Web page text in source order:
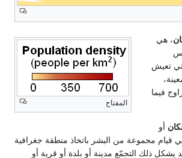
المفتاح
، هي
تعيش
فيما
أو
قيام مجموعة من البشر باتخاذ منطقة جغرافية
يشكل ذلك التجمّع مدينة أو بلدة أو قرية أو